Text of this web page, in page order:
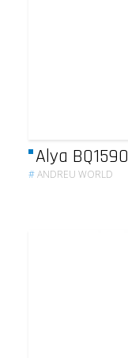
Alya BQ1590
#ANDREU WORLD